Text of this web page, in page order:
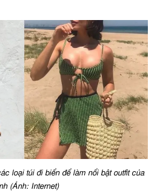
loại túi đi biển để làm nổi bật outfit của
(Ảnh: Internet)